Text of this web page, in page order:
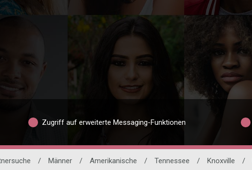
Zugriff auf erweiterte Messaging-Funktionen
/ Männer / Amerikanische / Tennessee / Knoxville /